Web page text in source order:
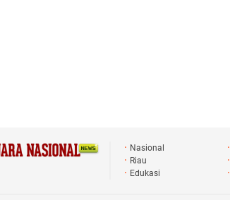
Nasional
Riau
Edukasi